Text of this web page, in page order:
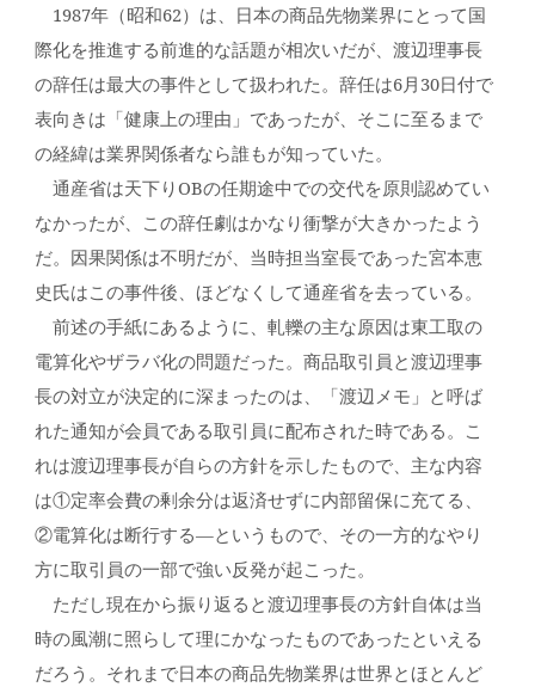
1987年（昭和62）は、日本の商品先物業界にとって国
際化を推進する前進的な話題が相次いだが、渡辺理事長
の辞任は最大の事件として扱われた。辞任は6月30日付で
表向きは「健康上の理由」であったが、そこに至るまで
の経緯は業界関係者なら誰もが知っていた。
通産省は天下りOBの任期途中での交代を原則認めてい
なかったが、この辞任劇はかなり衝撃が大きかったよう
だ。因果関係は不明だが、当時担当室長であった宮本恵
史氏はこの事件後、ほどなくして通産省を去っている。
前述の手紙にあるように、軋轢の主な原因は東工取の
電算化やザラバ化の問題だった。商品取引員と渡辺理事
長の対立が決定的に深まったのは、「渡辺メモ」と呼ば
れた通知が会員である取引員に配布された時である。こ
れは渡辺理事長が自らの方針を示したもので、主な内容
は①定率会費の剰余分は返済せずに内部留保に充てる、
②電算化は断行する―というもので、その一方的なやり
方に取引員の一部で強い反発が起こった。
ただし現在から振り返ると渡辺理事長の方針自体は当
時の風潮に照らして理にかなったものであったといえる
だろう。それまで日本の商品先物業界は世界とほとんど